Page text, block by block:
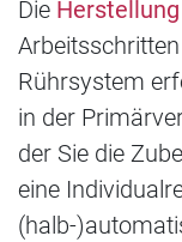
Die Herstellung
Rührsystem
in der
der Sie die
eine
(halb-